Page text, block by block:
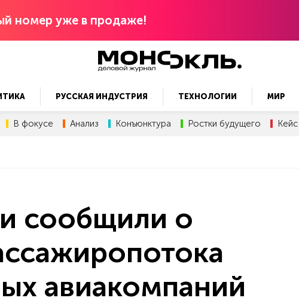
номер уже в продаже!
РУССКАЯ ИНДУСТРИЯ ТЕХНОЛОГИИ МИР
В фокусе Анализ Конъюнктура Ростки будущего Кейс
сообщили о
авиакомпаний